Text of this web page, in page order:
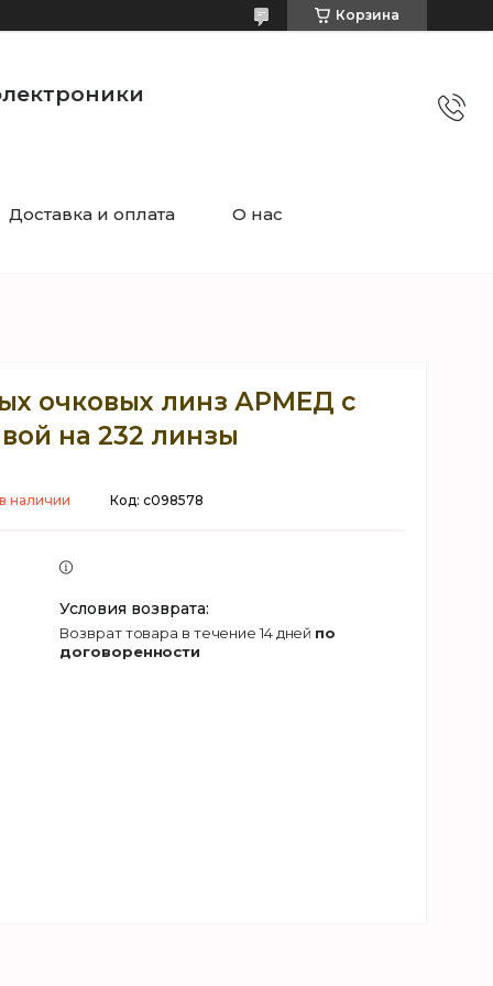
Корзина
Доставка и оплата О нас
очковых линз АРМЕД с
на 232 линзы
наличии Код: c098578
возврат товара в течение 14 дней по
договоренности